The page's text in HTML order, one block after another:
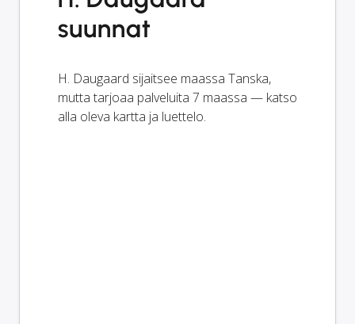
suunnat
H. Daugaard sijaitsee maassa Tanska,
mutta tarjoaa palveluita 7 maassa — katso
alla oleva kartta ja luettelo.